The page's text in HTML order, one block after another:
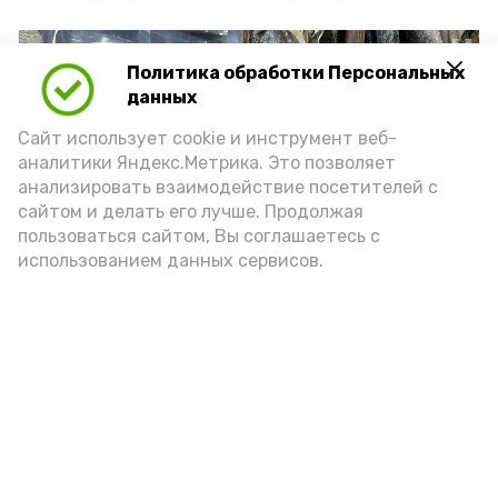
Политика обработки Персональных
данных
Сайт использует cookie и инструмент веб-
аналитики Яндекс.Метрика. Это позволяет
анализировать взаимодействие посетителей с
сайтом и делать его лучше. Продолжая
пользоваться сайтом, Вы соглашаетесь с
использованием данных сервисов.